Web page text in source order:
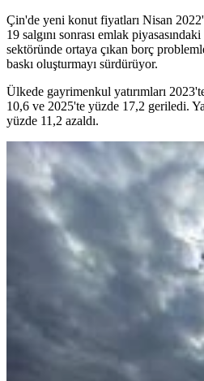
Çin'de yeni konut fiyatları Nisan
19 salgını sonrası emlak
sektöründe ortaya çıkan borç
baskı oluşturmayı sürdürüyor.
Ülkede gayrimenkul yatırımları
10,6 ve 2025'te yüzde 17,2 geriledi.
yüzde 11,2 azaldı.